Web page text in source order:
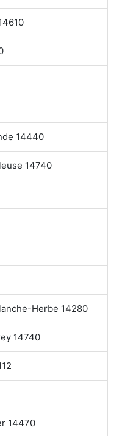
14440
14740
Herbe 14280
14740
14470